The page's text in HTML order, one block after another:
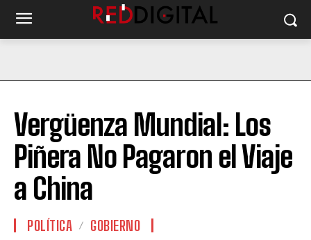
Vergüenza Mundial: Los
Piñera No Pagaron el Viaje
a China
POLÍTICA GOBIERNO